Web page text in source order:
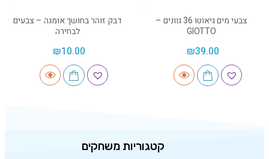
צבעי מים גיאוטו 36 גוונים –
GIOTTO
₪39.00
דבק זוהר בחושך אומגה – צבעים
לבחירה
₪10.00
קטגוריות משחקים